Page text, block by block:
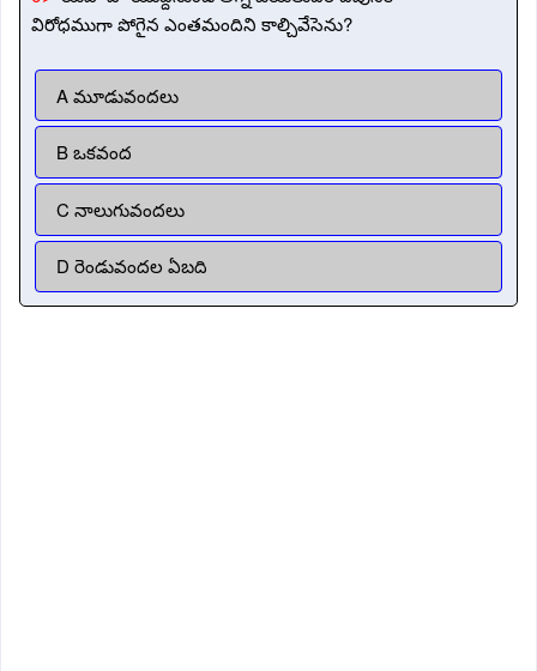
విరోధముగా పోగైన ఎంతమందిని కాల్చివేసెను?
A మూడువందలు
B ఒకవంద
C నాలుగువందలు
D రెండువందల ఏబది